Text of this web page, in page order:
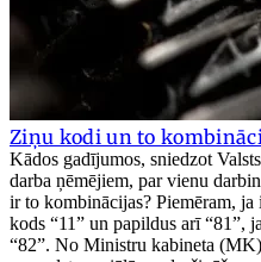
Ziņu kodi un to
Kādos gadījumos, sniedzot
darba ņēmējiem, par vienu
ir to kombinācijas? Piemēram,
kods “11” un papildus arī “81”,
“82”. No Ministru kabineta